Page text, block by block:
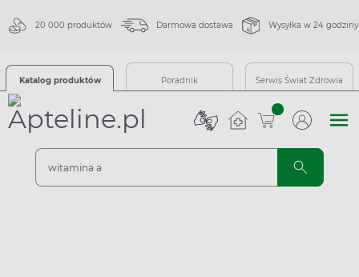
20 000 produktów Darmowa dostawa Wysyłka w 24 godziny
Katalog produktów Poradnik Serwis Świat Zdrowia
sztuk